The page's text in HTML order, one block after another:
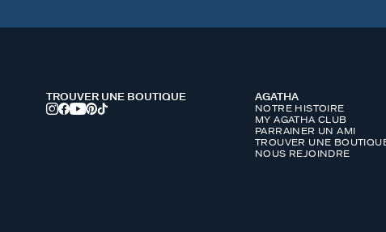
AGATHA
NOTRE HISTOIRE
MY AGATHA CLUB
PARRAINER UN AMI
TROUVER UNE
NOUS REJOINDRE
TROUVER UNE BOUTIQUE